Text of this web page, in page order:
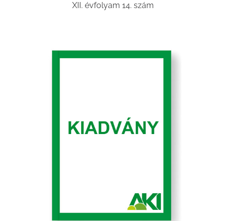
XII. évfolyam 14. szám